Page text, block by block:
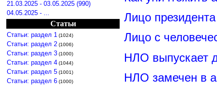
21.03.2025 - 03.05.2025 (990)
04.05.2025 - ...
Статьи
Статьи: раздел 1 (1024)
Статьи: раздел 2 (1006)
Статьи: раздел 3 (1000)
Статьи: раздел 4 (1044)
Статьи: раздел 5 (1001)
Статьи: раздел 6 (1000)
Лицо
Лицо с
НЛО выпускает
НЛО замечен в